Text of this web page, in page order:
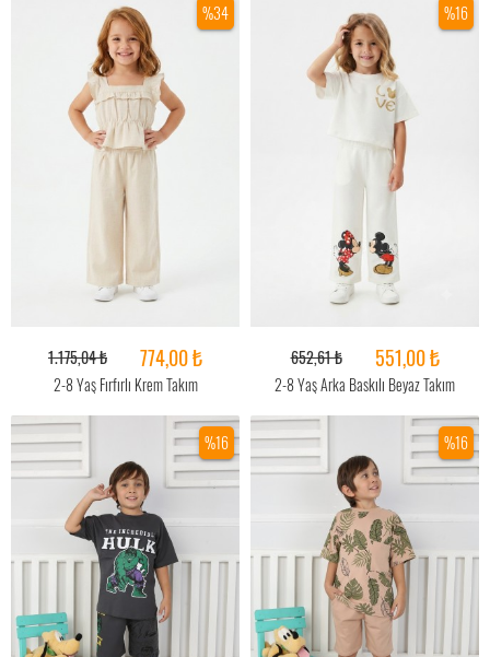
%34
1.175,04 ₺ 774,00 ₺
2-8 Yaş Fırfırlı Krem Takım
%16
652,61 ₺ 551,00 ₺
2-8 Yaş Arka Baskılı Beyaz Takım
%16 %16